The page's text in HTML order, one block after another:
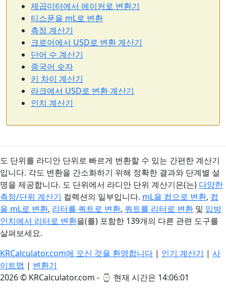
제곱미터에서 에이커로 변환기
티스푼을 mL로 변환
측정 계산기
크로어에서 USD로 변환 계산기
단어 수 계산기
중국어 숫자
키 차이 계산기
라크에서 USD로 변환 계산기
인치 계산기
도 단위를 라디안 단위로 빠르게 변환할 수 있는 간편한 계산기
입니다. 각도 변환을 간소화하기 위해 정확한 결과와 단계별 설
명을 제공합니다. 도 단위에서 라디안 단위 계산기은(는) 다양한
측정/단위 계산기 컬렉션의 일부입니다. mL을 컵으로 변환, 컵
을 mL로 변환, 리터를 쿼트로 변환, 쿼트를 리터로 변환 및 입방
인치에서 리터로 변환을(를) 포함한 139개의 다른 관련 도구를
살펴보세요.
KRCalculator.com에 오신 것을 환영합니다 | 인기 계산기 | 사
이트맵 | 변환기
2026 © KRCalculator.com - ⌚ 현재 시간은 14:06:02